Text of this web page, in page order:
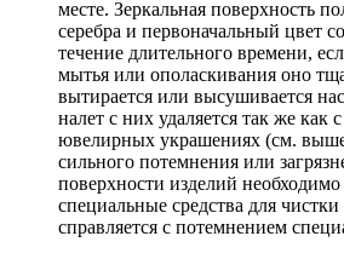
месте. Зеркальная поверхность
серебра и первоначальный цвет
течение длительного времени,
мытья или ополаскивания оно
вытирается или высушивается
налет с них удаляется так же как
ювелирных украшениях (см.
сильного потемнения или
поверхности изделий необходимо
специальные средства для
справляется с потемнением